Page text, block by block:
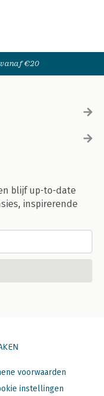
€20
blijf up-to-date
inspirerende
voorwaarden
instellingen